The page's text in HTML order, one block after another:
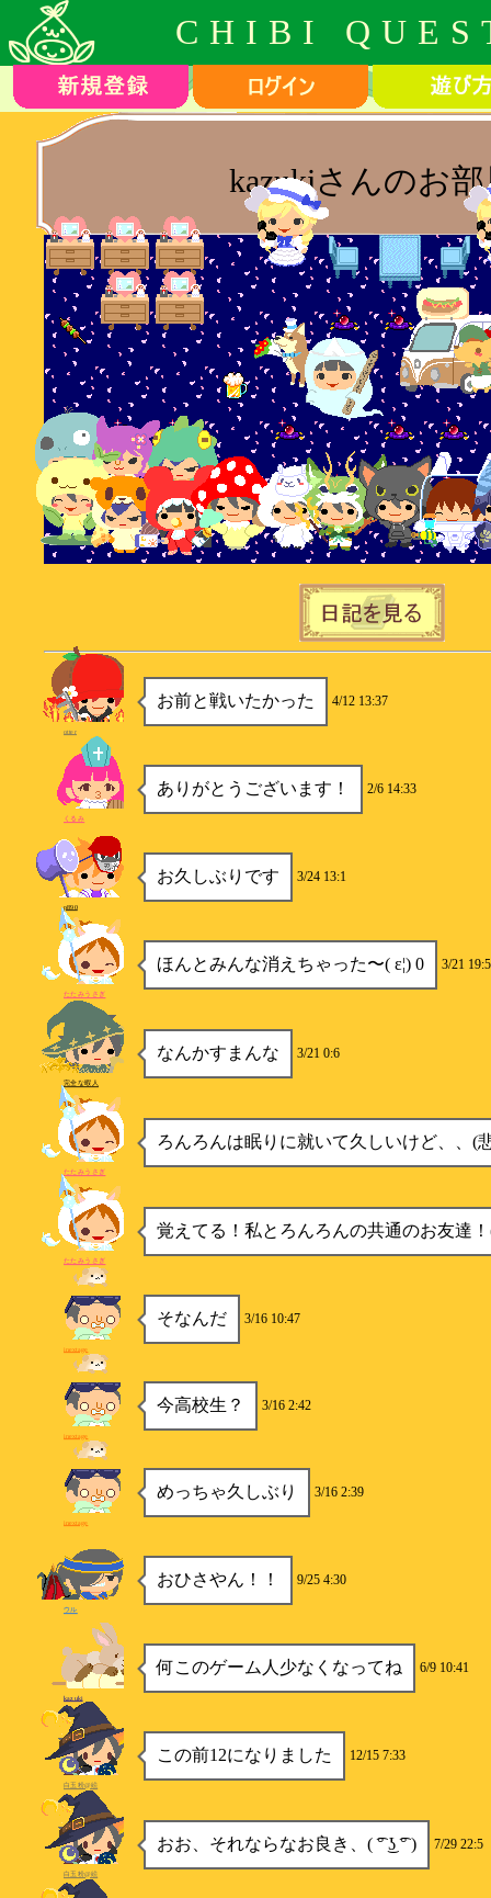
CHIBI
kazukiさんのお
お前と戦いたかった 4/12 13:37
otter
ありがとうございます！ 2/6 14:33
くるみ
お久しぶりです 3/24 13:1
p890
ほんとみんな消えちゃった〜( ε¦) 0 3/21
たたみうさぎ
なんかすまんな 3/21 0:6
完全な暇人
ろんろんは眠りに就いて久しいけど、、(
たたみうさぎ
覚えてる！私とろんろんの共通のお友達
たたみうさぎ
そなんだ 3/16 10:47
inextage
今高校生？ 3/16 2:42
inextage
めっちゃ久しぶり 3/16 2:39
inextage
おひさやん！！ 9/25 4:30
ウル
何このゲーム人少なくなってね 6/9 10:41
kazuki
この前12になりました 12/15 7:33
白玉粉@絵
おお、それならなお良き、( ͡° ͜ʖ ͡° ) 7/29 22:5
白玉粉@絵